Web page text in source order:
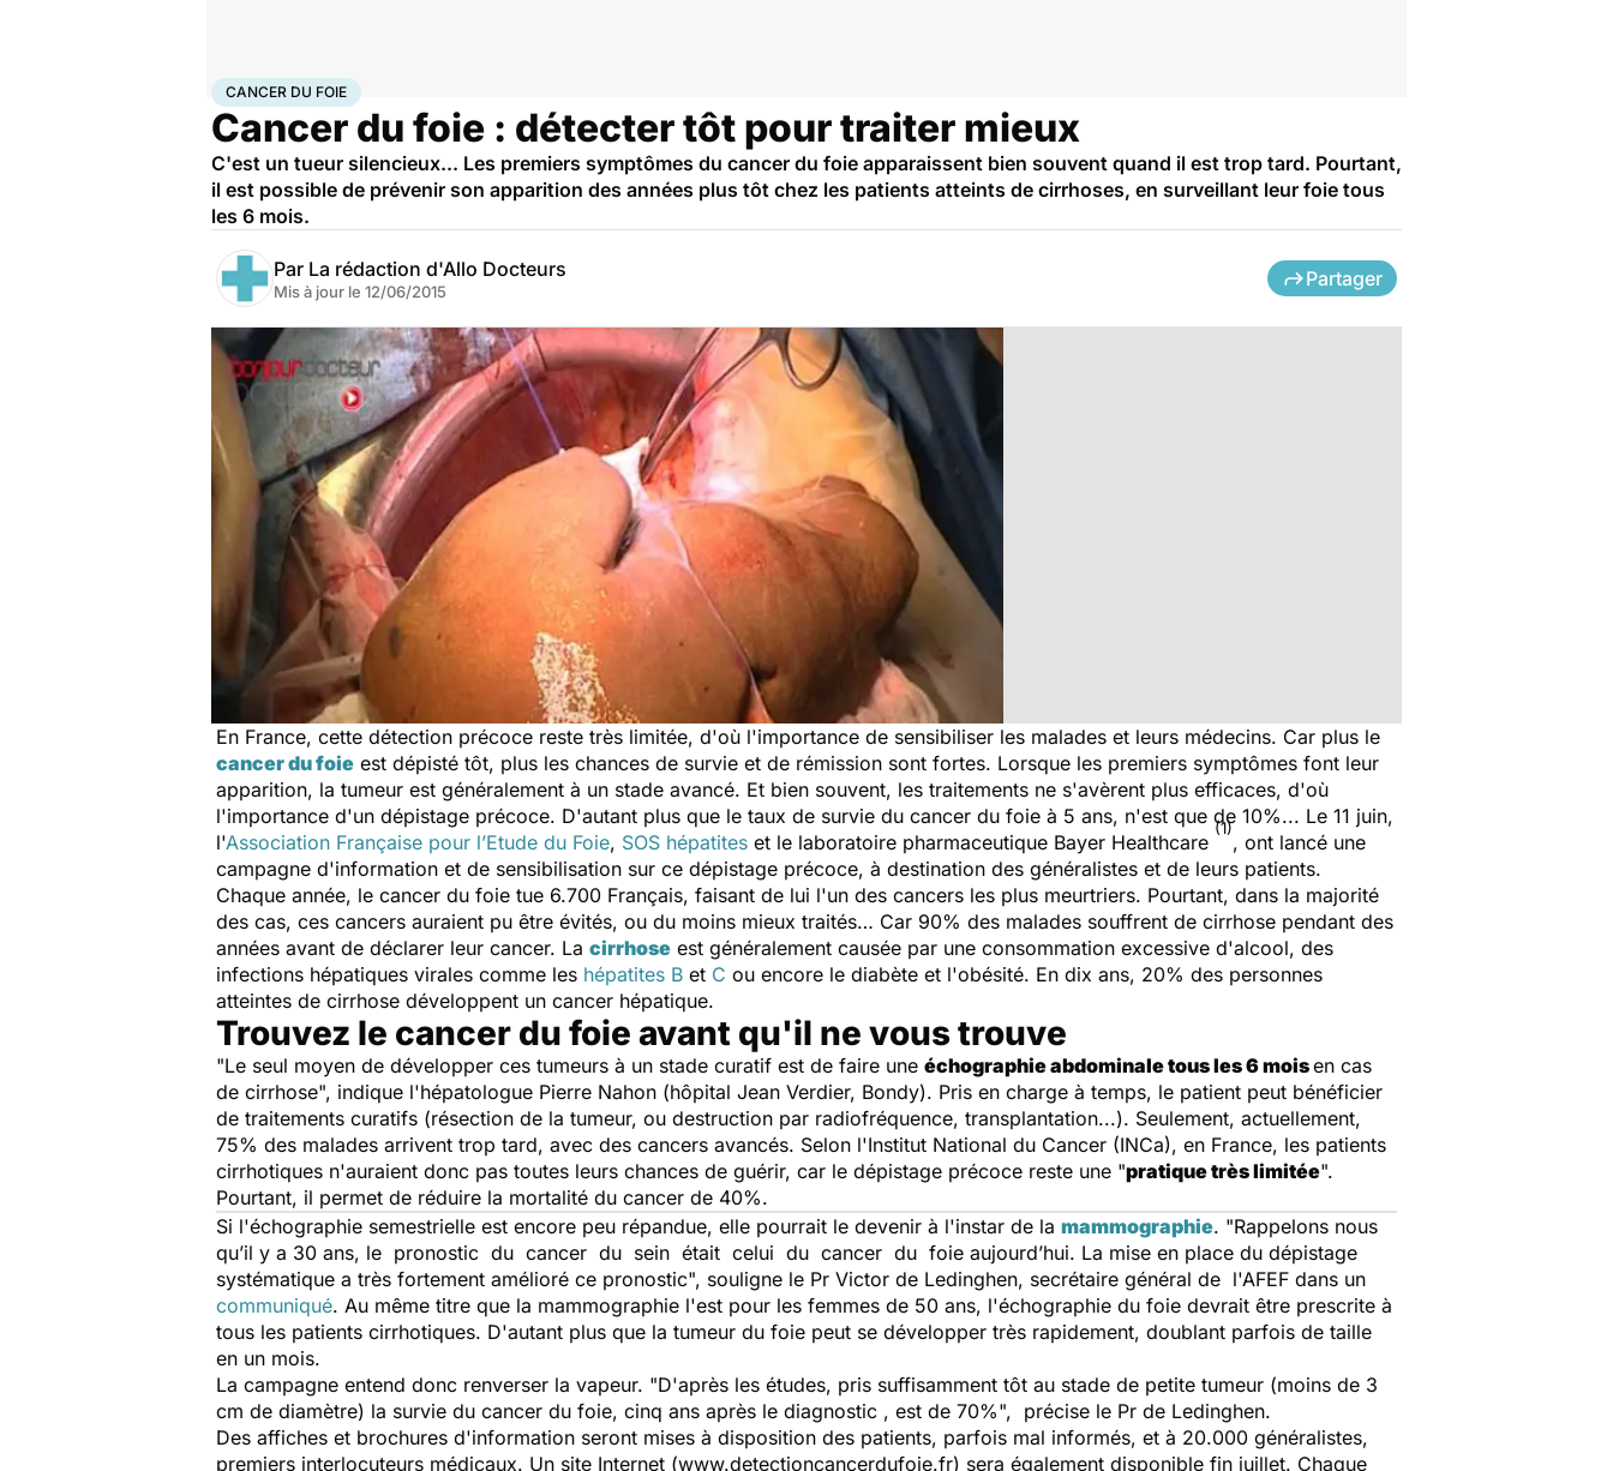
AccueilSantéMaladies
CANCER DU FOIE
Cancer du foie : détecter tôt pour traiter mieux
C'est un tueur silencieux... Les premiers symptômes du cancer du foie apparaissent bien souvent quand il est trop tard. Pourtant,
il est possible de prévenir son apparition des années plus tôt chez les patients atteints de cirrhoses, en surveillant leur foie tous
les 6 mois.
Par La rédaction d'Allo Docteurs
Mis à jour le 12/06/2015
Partager
En France, cette détection précoce reste très limitée, d'où l'importance de sensibiliser les malades et leurs médecins. Car plus le
cancer du foie est dépisté tôt, plus les chances de survie et de rémission sont fortes. Lorsque les premiers symptômes font leur
apparition, la tumeur est généralement à un stade avancé. Et bien souvent, les traitements ne s'avèrent plus efficaces, d'où
l'importance d'un dépistage précoce. D'autant plus que le taux de survie du cancer du foie à 5 ans, n'est que de 10%... Le 11 juin,
l'Association Française pour l’Etude du Foie, SOS hépatites et le laboratoire pharmaceutique Bayer Healthcare
(1)
, ont lancé une
campagne d'information et de sensibilisation sur ce dépistage précoce, à destination des généralistes et de leurs patients.
Chaque année, le cancer du foie tue 6.700 Français, faisant de lui l'un des cancers les plus meurtriers. Pourtant, dans la majorité
des cas, ces cancers auraient pu être évités, ou du moins mieux traités… Car 90% des malades souffrent de cirrhose pendant des
années avant de déclarer leur cancer. La cirrhose est généralement causée par une consommation excessive d'alcool, des
infections hépatiques virales comme les hépatites B et C ou encore le diabète et l'obésité. En dix ans, 20% des personnes
atteintes de cirrhose développent un cancer hépatique.
Trouvez le cancer du foie avant qu'il ne vous trouve
"Le seul moyen de développer ces tumeurs à un stade curatif est de faire une échographie abdominale tous les 6 moisen cas
de cirrhose", indique l'hépatologue Pierre Nahon (hôpital Jean Verdier, Bondy). Pris en charge à temps, le patient peut bénéficier
de traitements curatifs (résection de la tumeur, ou destruction par radiofréquence, transplantation...). Seulement, actuellement,
75% des malades arrivent trop tard, avec des cancers avancés. Selon l'Institut National du Cancer (INCa), en France, les patients
cirrhotiques n'auraient donc pas toutes leurs chances de guérir, car le dépistage précoce reste une "pratique très limitée".
Pourtant, il permet de réduire la mortalité du cancer de 40%.
Si l'échographie semestrielle est encore peu répandue, elle pourrait le devenir à l'instar de la mammographie. "Rappelons nous
qu’il y a 30 ans, le pronostic du cancer du sein était celui du cancer du foie aujourd’hui. La mise en place du dépistage
systématique a très fortement amélioré ce pronostic", souligne le Pr Victor de Ledinghen, secrétaire général de l'AFEF dans un
communiqué. Au même titre que la mammographie l'est pour les femmes de 50 ans, l'échographie du foie devrait être prescrite à
tous les patients cirrhotiques. D'autant plus que la tumeur du foie peut se développer très rapidement, doublant parfois de taille
en un mois.
La campagne entend donc renverser la vapeur. "D'après les études, pris suffisamment tôt au stade de petite tumeur (moins de 3
cm de diamètre) la survie du cancer du foie, cinq ans après le diagnostic , est de 70%", précise le Pr de Ledinghen.
Des affiches et brochures d'information seront mises à disposition des patients, parfois mal informés, et à 20.000 généralistes,
premiers interlocuteurs médicaux. Un site Internet (www.detectioncancerdufoie.fr) sera également disponible fin juillet. Chaque